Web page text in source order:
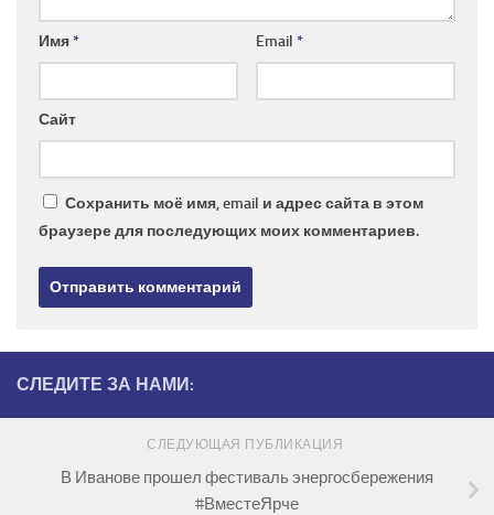
Имя* Email *
Сайт
Сохранить моё имя, email и адрес сайта в этом
браузере для последующих моих комментариев.
СЛЕДИТЕ ЗА НАМИ:
СЛЕДУЮЩАЯ ПУБЛИКАЦИЯ
В Иванове прошел фестиваль энергосбережения
#ВместеЯрче